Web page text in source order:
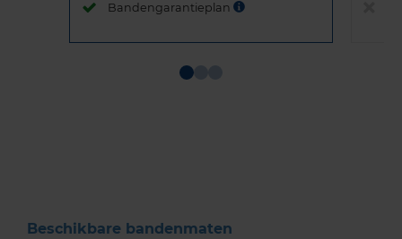
Bandengarantieplan
Beschikbare bandenmaten